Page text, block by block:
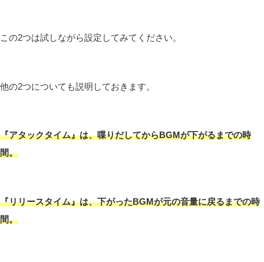
この2つは試しながら設定してみてください。
他の2つについても説明しておきます。
『アタックタイム』は、喋りだしてからBGMが下がるまでの時
間。
『リリースタイム』は、下がったBGMが元の音量に戻るまでの時
間。